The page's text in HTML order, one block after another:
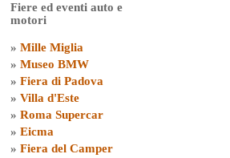
Fiere ed eventi auto e
motori
» Mille Miglia
» Museo BMW
» Fiera di Padova
» Villa d'Este
» Roma Supercar
» Eicma
» Fiera del Camper